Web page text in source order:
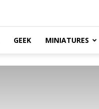
GEEK MINIATURES